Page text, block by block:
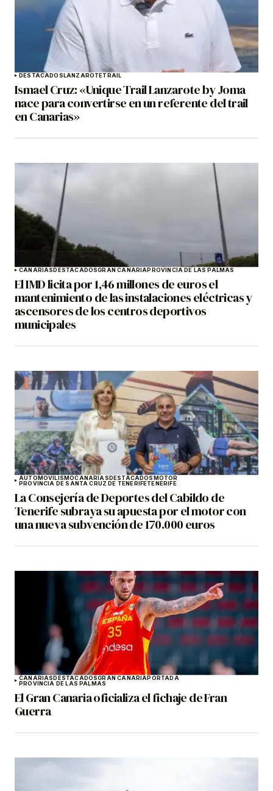
DESTACADOSLANZAROTETRAIL
Ismael Cruz: «Unique Trail Lanzarote by Joma
nace para convertirse en un referente del trail
en Canarias»
CANARIASDESTACADOSGRAN CANARIAPROVINCIA DE LAS PALMAS
El IMD licita por 1,46 millones de euros el
mantenimiento de las instalaciones eléctricas y
ascensores de los centros deportivos
municipales
AUTOMOVILISMOCANARIASDESTACADOSMOTOR
PROVINCIA DE SANTA CRUZ DE TENERIFETENERIFE
La Consejería de Deportes del Cabildo de
Tenerife subraya su apuesta por el motor con
una nueva subvención de 170.000 euros
CANARIASDESTACADOSGRAN CANARIAPORTADA
PROVINCIA DE LAS PALMAS
El Gran Canaria oficializa el fichaje de Fran
Guerra